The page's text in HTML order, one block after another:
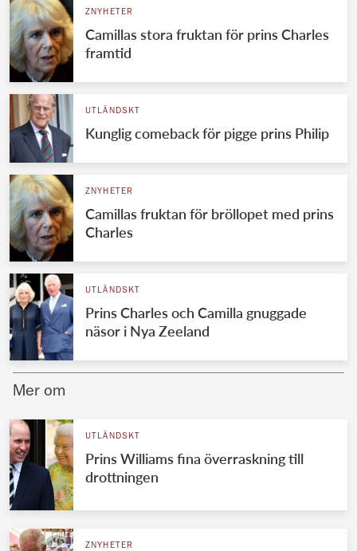
VÄRLDENS KUNGAHUS
Svenska kungahuset
Brittiska kungahuset
Danska kungahuset
Spanska kungahuset
Thailändska kungahuset
Marockanska kungahuset
ZNYHETER
Camillas stora fruktan för prins Charles
framtid
UTLÄNDSKT
Kunglig comeback för pigge prins Philip
ZNYHETER
Camillas fruktan för bröllopet med prins
Charles
UTLÄNDSKT
Prins Charles och Camilla gnuggade
näsor i Nya Zeeland
Mer om
UTLÄNDSKT
Prins Williams fina överraskning till
drottningen
ZNYHETER